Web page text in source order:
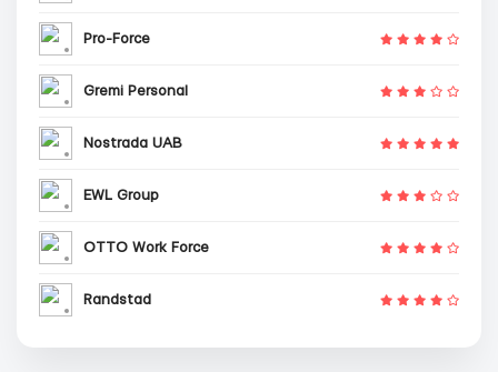
Pro-Force
Gremi Personal
Nostrada UAB
EWL Group
OTTO Work Force
Randstad